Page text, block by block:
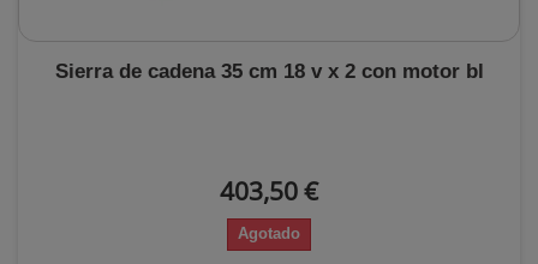
Sierra de cadena 35 cm 18 v x 2 con motor bl
403,50 €
Agotado